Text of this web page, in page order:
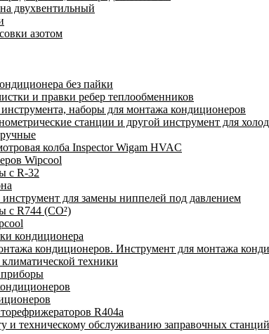
двухвентильный
азотом
без пайки
и правки ребер теплообменников
наборы для монтажа кондиционеров
станции и другой инструмент для
колба Inspector Wigam HVAC
Wipcool
с R-32
для замены ниппелей под давлением
с R744 (CO²)
кондиционера
кондиционеров. Инструмент для монтажа
техники
приборы
R404a
и техническому обслуживанию заправочных